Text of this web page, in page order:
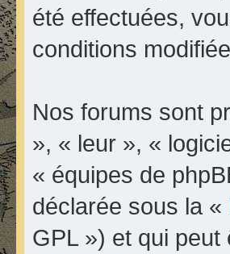
été effectuées,
conditions
Nos forums sont
», « leur », «
« équipes de
déclarée sous la «
GPL ») et qui